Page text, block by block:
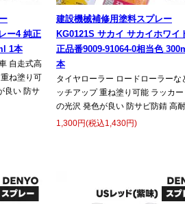
ー4 純正
1本
自走式高
ね塗り可
良い 防サ
建設機械補修用塗料スプレー
KG0121S サカイ サカイホワイ
正品番9009-91064-0相当色
本
タイヤローラー ロードローラーな
ッチアップ 重ね塗り可能 ラッカ
の光沢 発色が良い 防サビ防錆 高
1,300円(税込1,430円)